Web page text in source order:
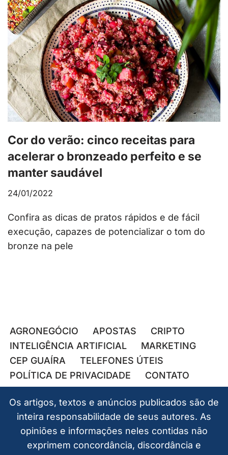
Cor do verão: cinco receitas para
acelerar o bronzeado perfeito e se
manter saudável
24/01/2022
Confira as dicas de pratos rápidos e de fácil
execução, capazes de potencializar o tom do
bronze na pele
AGRONEGÓCIO APOSTAS
CRIPTO
INTELIGÊNCIA ARTIFICIAL
MARKETING
CEP GUAÍRA
TELEFONES ÚTEIS
POLÍTICA DE PRIVACIDADE
CONTATO
Os artigos, textos e anúncios publicados são de
inteira responsabilidade de seus autores. As
opiniões e informações neles contidas não
exprimem concordância, discordância e